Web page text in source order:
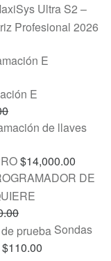
Ultra S2 –
Profesional 2026
E
$14,000.00
DE
Sondas
$110.00